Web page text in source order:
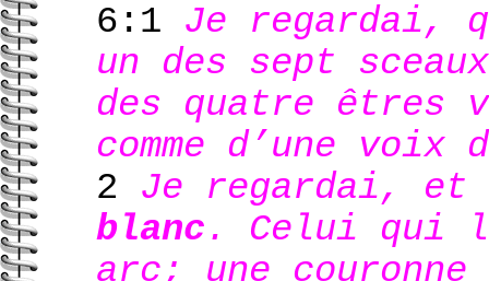
6:1 Je regardai,
un des sept
des quatre êtres
comme d’une
2 Je regardai,
blanc. Celui qui
arc; une